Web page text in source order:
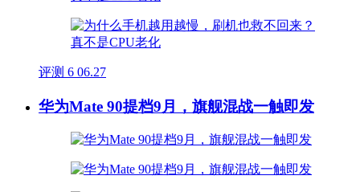
评测 6 06.27
华为Mate 90提档9月，旗舰混战一触即发